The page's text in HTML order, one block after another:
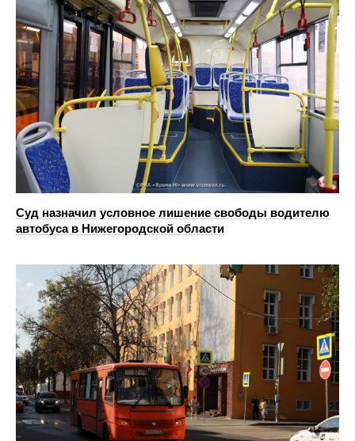
Суд назначил условное лишение свободы водителю
автобуса в Нижегородской области